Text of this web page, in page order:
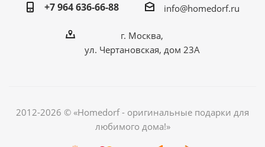
+7 964 636-66-88
info@homedorf.ru
г. Москва,
ул. Чертановская, дом 23А
2012-2026 © «Homedorf - оригинальные подарки для
любимого дома!»